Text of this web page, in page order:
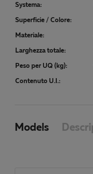
Systema:
Superficie / Colore:
Materiale:
Larghezza totale:
Peso per UQ (kg):
Contenuto U.I.:
Models